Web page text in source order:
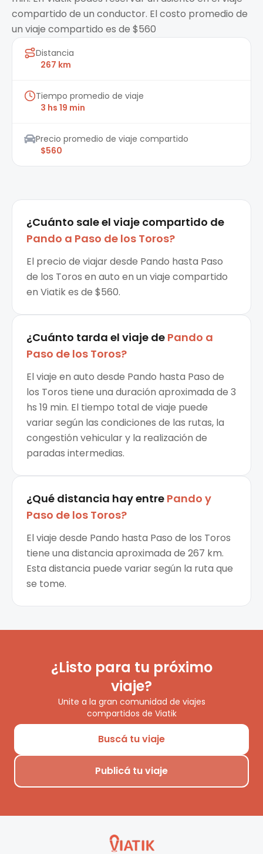
compartido de un conductor. El costo promedio de
un viaje compartido es de $560
Distancia
267 km
Tiempo promedio de viaje
3 hs 19 min
Precio promedio de viaje compartido
$560
¿Cuánto sale el viaje compartido de
Pando a Paso de los Toros?
El precio de viajar desde Pando hasta Paso
de los Toros en auto en un viaje compartido
en Viatik es de $560.
¿Cuánto tarda el viaje de Pando a
Paso de los Toros?
El viaje en auto desde Pando hasta Paso de
los Toros tiene una duración aproximada de 3
hs 19 min. El tiempo total de viaje puede
variar según las condiciones de las rutas, la
congestión vehicular y la realización de
paradas intermedias.
¿Qué distancia hay entre Pando y
Paso de los Toros?
El viaje desde Pando hasta Paso de los Toros
tiene una distancia aproximada de 267 km.
Esta distancia puede variar según la ruta que
se tome.
¿Listo para tu próximo
viaje?
Unite a la gran comunidad de viajes
compartidos de Viatik
Buscá tu viaje
Publicá tu viaje